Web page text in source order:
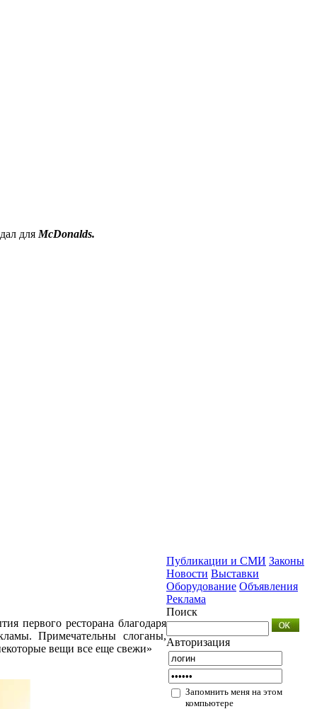
для McDonalds.
первого ресторана благодаря
Примечательны слоганы,
вещи все еще свежи»
Публикации и СМИ Законы
Новости Выставки
Оборудование Объявления
Реклама
Поиск
Авторизация
Запомнить меня на этом
компьютере